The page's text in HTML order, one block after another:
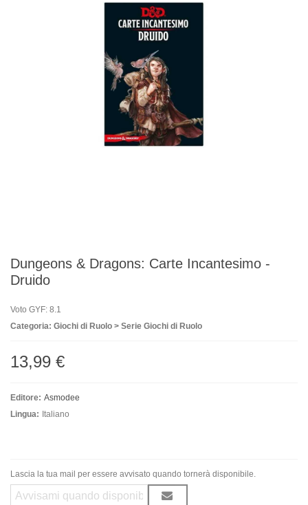
Dungeons & Dragons: Carte Incantesimo -
Druido
Voto GYF: 8.1
Categoria: Giochi di Ruolo > Serie Giochi di Ruolo
13,99 €
Editore: Asmodee
Lingua: Italiano
Lascia la tua mail per essere avvisato quando tornerà disponibile.